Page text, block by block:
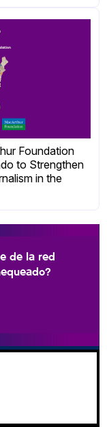
Foundation
to Strengthen
in the
de la red